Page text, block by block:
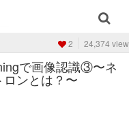
2 24,374 view
で画像認識③〜ネ
ンとは？〜